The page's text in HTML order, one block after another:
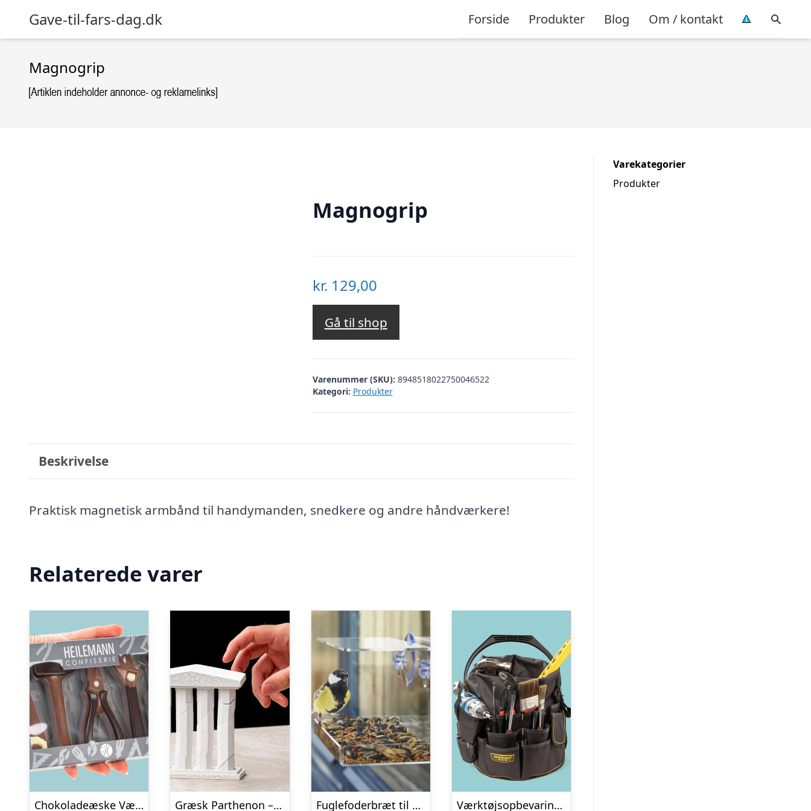
Gave-til-fars-dag.dk Forside Produkter Blog Om / kontakt
Magnogrip
Magnogrip
kr. 129,00
Gå til shop
Varenummer (SKU): 8948518022750046522
Kategori: Produkter
Beskrivelse
Praktisk magnetisk armbånd til handymanden, snedkere og andre håndværkere!
Relaterede varer
Chokoladeæske Værktøj Græsk Parthenon – Træpuslespil Fuglefoderbræt til Vinduet – Utenu Værktøjsopbevaring til spand
Varekategorier
Produkter